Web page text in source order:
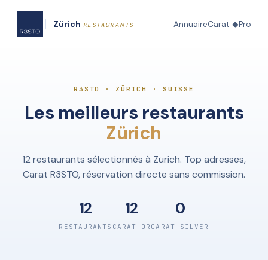
Zürich RESTAURANTS AnnuaireCarat ◆Pro
R3STO · ZÜRICH · SUISSE
Les meilleurs restaurants
Zürich
12 restaurants sélectionnés à Zürich. Top adresses,
Carat R3STO, réservation directe sans commission.
12
RESTAURANTS
12
CARAT OR
0
CARAT SILVER